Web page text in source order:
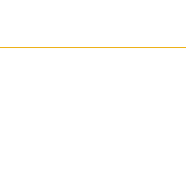
huur per maand. De